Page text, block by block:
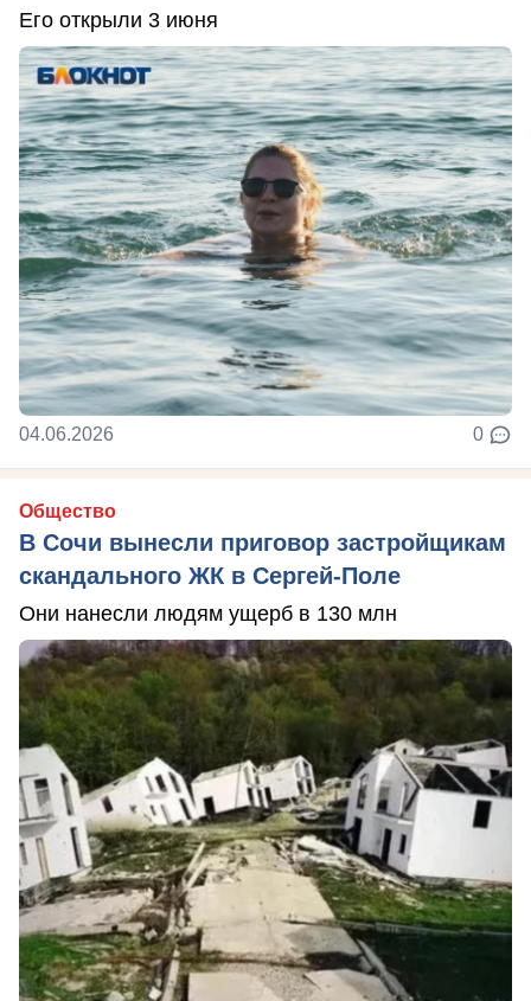
Его открыли 3 июня
04.06.2026 0
Общество
В Сочи вынесли приговор застройщикам
скандального ЖК в Сергей-Поле
Они нанесли людям ущерб в 130 млн